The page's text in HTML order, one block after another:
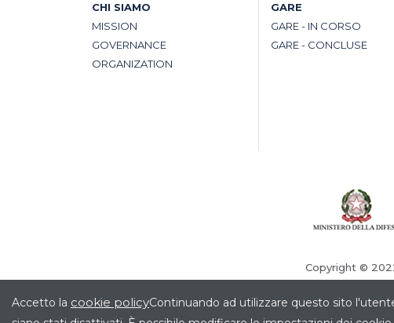
CHI SIAMO
MISSION
GOVERNANCE
ORGANIZATION
GARE
GARE - IN CORSO
GARE - CONCLUSE
Copyright ©
Accetto la cookie policyContinuando ad utilizzare questo sito